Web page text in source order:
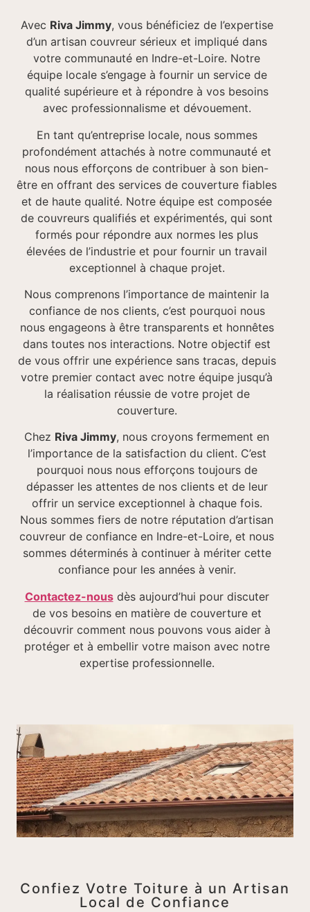
Avec Riva Jimmy, vous bénéficiez de l’expertise
d’un artisan couvreur sérieux et impliqué dans
votre communauté en Indre-et-Loire. Notre
équipe locale s’engage à fournir un service de
qualité supérieure et à répondre à vos besoins
avec professionnalisme et dévouement.
En tant qu’entreprise locale, nous sommes
profondément attachés à notre communauté et
nous nous efforçons de contribuer à son bien-
être en offrant des services de couverture fiables
et de haute qualité. Notre équipe est composée
de couvreurs qualifiés et expérimentés, qui sont
formés pour répondre aux normes les plus
élevées de l’industrie et pour fournir un travail
exceptionnel à chaque projet.
Nous comprenons l’importance de maintenir la
confiance de nos clients, c’est pourquoi nous
nous engageons à être transparents et honnêtes
dans toutes nos interactions. Notre objectif est
de vous offrir une expérience sans tracas, depuis
votre premier contact avec notre équipe jusqu’à
la réalisation réussie de votre projet de
couverture.
Chez Riva Jimmy, nous croyons fermement en
l’importance de la satisfaction du client. C’est
pourquoi nous nous efforçons toujours de
dépasser les attentes de nos clients et de leur
offrir un service exceptionnel à chaque fois.
Nous sommes fiers de notre réputation d’artisan
couvreur de confiance en Indre-et-Loire, et nous
sommes déterminés à continuer à mériter cette
confiance pour les années à venir.
Contactez-nousdès aujourd’hui pour discuter
de vos besoins en matière de couverture et
découvrir comment nous pouvons vous aider à
protéger et à embellir votre maison avec notre
expertise professionnelle.
Confiez Votre Toiture à un Artisan
Local de Confiance